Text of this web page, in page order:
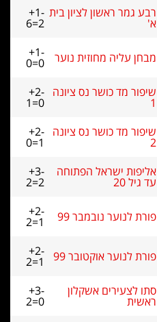
רבע גמר ראשון לציון בית
א'
+1-
6=2
מבחן עליה מחוזית נוער +1-
0=0
שיפור מד כושר נס ציונה
1
+2-
1=0
שיפור מד כושר נס ציונה
2
+2-
0=1
אליפות ישראל הפתוחה
עד גיל 20
+3-
2=2
פורת לנוער נובמבר 99 +2-
2=1
פורת לנוער אוקטובר 99 +2-
2=1
סתו לצעירים אשקלון
ראשית
+3-
2=0